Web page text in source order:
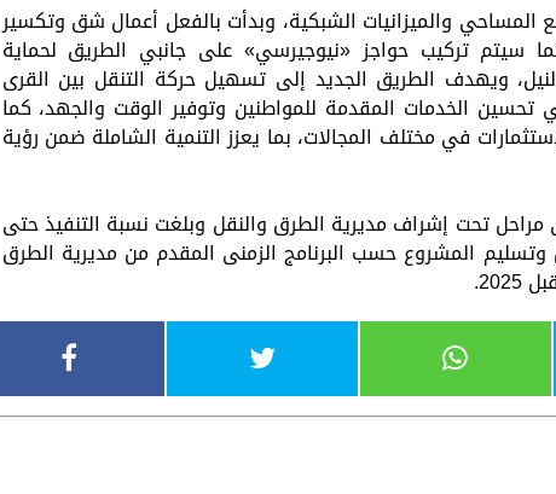
المساحي والميزانيات الشبكية، وبدأت بالفعل أعمال شق وتكسير
سيتم تركيب حواجز «نيوجيرسي» على جانبي الطريق لحماية
ويهدف الطريق الجديد إلى تسهيل حركة التنقل بين القرى
الخدمات المقدمة للمواطنين وتوفير الوقت والجهد، كما
في مختلف المجالات، بما يعزز التنمية الشاملة ضمن رؤية
مراحل تحت إشراف مديرية الطرق والنقل وبلغت نسبة التنفيذ حتى
وتسليم المشروع حسب البرنامج الزمنى المقدم من مديرية الطرق